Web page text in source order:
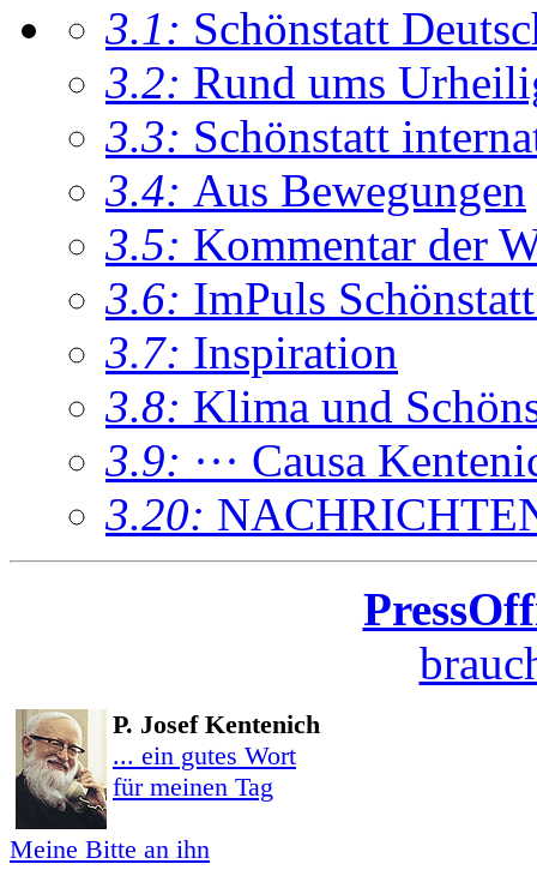
3.1: Schönstatt
3.2: Rund ums
3.3: Schönstatt
3.4: Aus Bewegungen
3.5: Kommentar der
3.6: ImPuls
3.7: Inspiration
3.8: Klima und
3.9: ··· Causa
3.20:
P. Josef Kentenich
... ein gutes Wort
für meinen Tag
Meine Bitte an ihn